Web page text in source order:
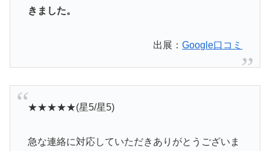
きました。
出展：Google口コミ
★★★★★(星5/星5)
急な連絡に対応していただきありがとうございま